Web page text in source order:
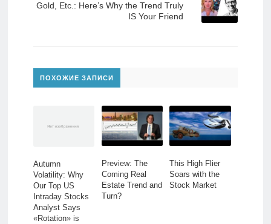
Gold, Etc.: Here’s Why the Trend Truly
IS Your Friend
ПОХОЖИЕ ЗАПИСИ
Autumn
Volatility: Why
Our Top US
Intraday Stocks
Analyst Says
«Rotation» is
Preview: The
Coming Real
Estate Trend and
Turn?
This High Flier
Soars with the
Stock Market